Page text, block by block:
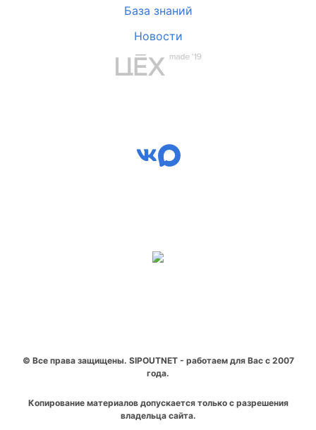
База знаний
Новости
© Все права защищены. SIPOUTNET - работаем для Вас с 2007
года.
Копирование материалов допускается только с разрешения
владельца сайта.